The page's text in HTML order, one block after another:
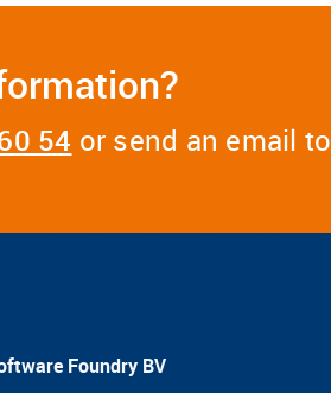
54 or send an email to
Foundry BV